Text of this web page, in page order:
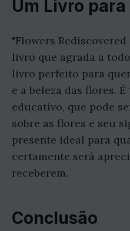
Um Livro para
"Flowers
livro que agrada a
livro perfeito para
e a beleza das flores.
educativo, que pode
sobre as flores e seu
presente ideal para
certamente será
receberem.
Conclusão